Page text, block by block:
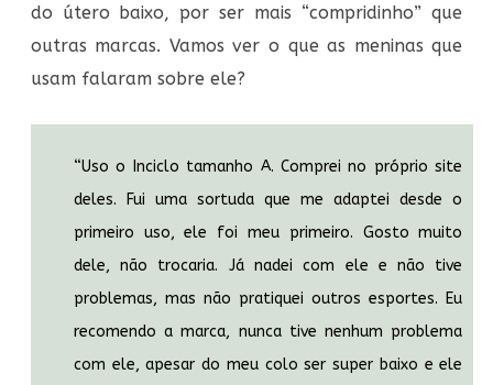
do útero baixo, por ser mais “compridinho” que
outras marcas. Vamos ver o que as meninas que
usam falaram sobre ele?
“Uso o Inciclo tamanho A. Comprei no próprio site
deles. Fui uma sortuda que me adaptei desde o
primeiro uso, ele foi meu primeiro. Gosto muito
dele, não trocaria. Já nadei com ele e não tive
problemas, mas não pratiquei outros esportes. Eu
recomendo a marca, nunca tive nenhum problema
com ele, apesar do meu colo ser super baixo e ele